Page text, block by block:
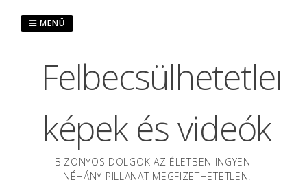
Felbecsülhetetlen
képek és videók
BIZONYOS DOLGOK AZ ÉLETBEN INGYEN –
NÉHÁNY PILLANAT MEGFIZETHETETLEN!
MENÜ